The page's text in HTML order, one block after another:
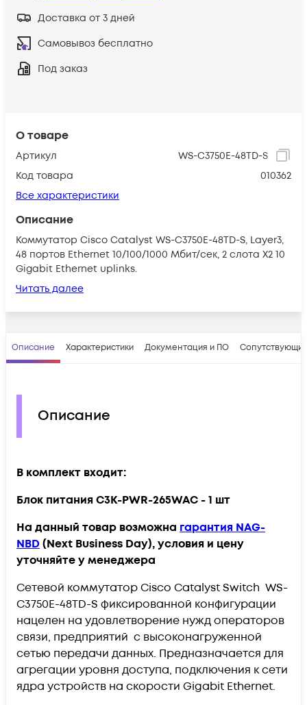
О товаре
Артикул
WS-C3750E-48TD-S
Код товара
010362
Все характеристики
Описание
Коммутатор Cisco Catalyst WS-C3750E-48TD-S, Layer3,
48 портов Ethernet 10/100/1000 Мбит/сек, 2 слота X2 10
Gigabit Ethernet uplinks.
Читать далее
Доставка от 3 дней
Самовывоз бесплатно
Под заказ
Описание Характеристики Документация и ПО
Описание
В комплект входит:
Блок питания C3K-PWR-265WAC - 1 шт
На данный товар возможна гарантия NAG-
NBD(Next Business Day), условия и цену
уточняйте у менеджера
Сетевой коммутатор Cisco Catalyst Switch WS-
C3750E-48TD-S фиксированной конфигурации
нацелен на удовлетворение нужд операторов
связи, предприятий с высоконагруженной
сетью передачи данных. Предназначается для
агрегации уровня доступа, подключения к сети
ядра устройств на скорости Gigabit Ethernet.